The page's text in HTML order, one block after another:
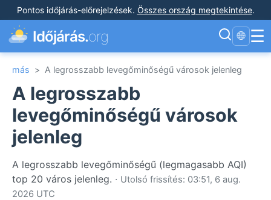
Pontos időjárás-előrejelzések. Összes ország megtekintése.
Időjárás.org 🌐 ☰
más > A legrosszabb levegőminőségű városok jelenleg
A legrosszabb
levegőminőségű városok
jelenleg
A legrosszabb levegőminőségű (legmagasabb AQI)
top 20 város jelenleg. · Utolsó frissítés: 03:51, 6 aug.
2026 UTC